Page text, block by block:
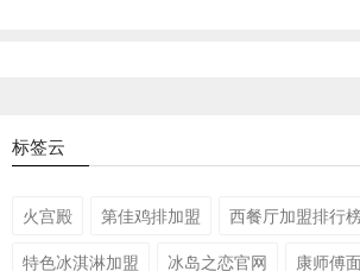
标签云
火宫殿 第佳鸡排加盟
西餐厅加盟排行
特色冰淇淋加盟
冰岛之恋官网 康师傅